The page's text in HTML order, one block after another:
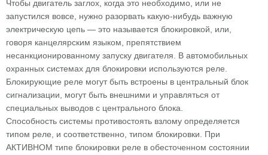
Чтобы двигатель заглох, когда это необходимо, или не
запустился вовсе, нужно разорвать какую-нибудь важную
электрическую цепь — это называется блокировкой, или,
говоря канцелярским языком, препятствием
несанкционированному запуску двигателя. В автомобильных
охранных системах для блокировки используются реле.
Блокирующие реле могут быть встроены в центральный блок
сигнализации, могут быть внешними и управляться от
специальных выводов с центрального блока.
Способность системы противостоять взлому определяется
типом реле, и соответственно, типом блокировки. При
АКТИВНОМ типе блокировки реле в обесточенном состоянии